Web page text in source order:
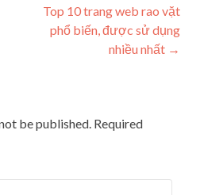
Top 10 trang web rao vặt
phổ biến, được sử dụng
nhiều nhất →
be published. Required